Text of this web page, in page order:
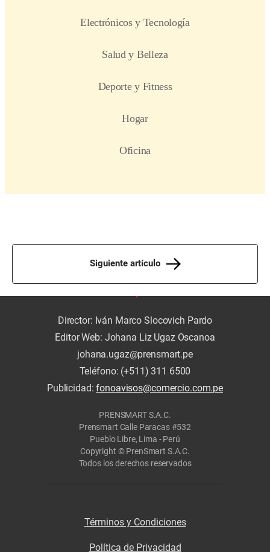
Siguiente artículo
Director: Iván Marco Slocovich Pardo
Editor Web: Johana Liz Ugaz Oscanoa
johana.ugaz@prensmart.pe
Teléfono: (+511) 311 6500
Publicidad:fonoavisos@comercio.com.pe
PRENSMART S.A.C.
Prensmart Calle Paracas #532
Pueblo Libre, Lima - Perú
Copyright © PrenSmart S.A.C.
Todos los derechos reservados
Términos y Condiciones
Política de Privacidad